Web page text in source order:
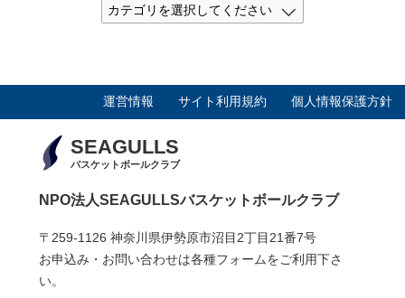
運営情報 サイト利用規約 個人情報保護方針
SEAGULLS
バスケットボールクラブ
NPO法人SEAGULLSバスケットボールクラブ
〒259-1126 神奈川県伊勢原市沼目2丁目21番7号
お申込み・お問い合わせは各種フォームをご利用下さ
い。